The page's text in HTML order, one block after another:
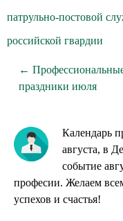
патрульно-постовой
российской гвардии
←
праздники июля
Календарь
августа, в
событие
професии. Желаем
успехов и счастья!